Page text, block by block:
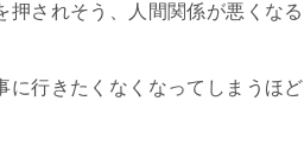
押されそう、人間関係が悪くなる
に行きたくなくなってしまうほど